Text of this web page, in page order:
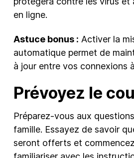
en ligne.
Astuce bonus : Activer la
automatique permet de
à jour entre vos connexions
Prévoyez le
Préparez-vous aux
famille. Essayez de savoir
seront offerts et